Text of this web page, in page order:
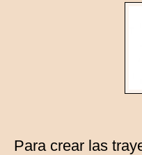
Para crear las